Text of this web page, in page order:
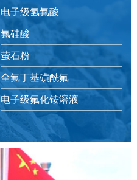
电子级氢氟酸
氟硅酸
萤石粉
全氟丁基磺酰氟
电子级氟化铵溶液